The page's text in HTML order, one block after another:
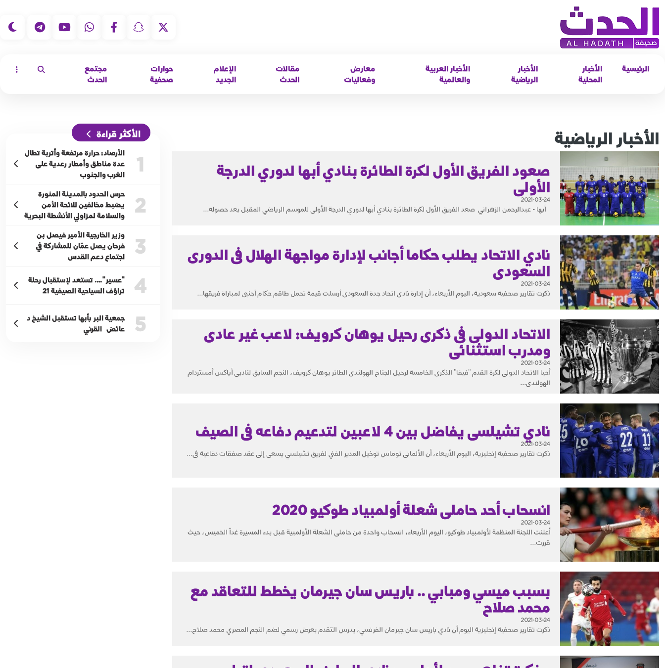
الرئيسية
الأخبار
المحلية
الأخبار
الرياضية
الأخبار العربية
والعالمية
معارض
وفعاليات
مقالات
الحدث
الإعلام
الجديد
حوارات
صحفية
مجتمع
الحدث
الأخبار الرياضية
صعود الفريق الأول لكرة الطائرة بنادي أبها لدوري الدرجة
الأولى
2021-03-24
أبها - عبدالرحمن الزهراني صعد الفريق الأول لكرة الطائرة بنادي أبها لدوري الدرجة الأولى للموسم الرياضي المقبل بعد حصوله...
نادي الاتحاد يطلب حكاما أجانب لإدارة مواجهة الهلال فى الدورى
السعودى
2021-03-24
ذكرت تقارير صحفية سعودية، اليوم الأربعاء، أن إدارة نادى اتحاد جدة السعودى أرسلت قيمة تحمل طاقم حكام أجنبى لمباراة فريقها...
الاتحاد الدولى فى ذكرى رحيل يوهان كرويف: لاعب غير عادى
ومدرب استثنائى
2021-03-24
أحيا الاتحاد الدولى لكرة القدم "فيفا" الذكرى الخامسة لرحيل الجناح الهولندى الطائر يوهان كرويف، النجم السابق لناديى أياكس أمستردام
الهولندى...
نادي تشيلسى يفاضل بين 4 لاعبين لتدعيم دفاعه فى الصيف
2021-03-24
ذكرت تقارير صحفية إنجليزية، اليوم الأربعاء، أن الألمانى توماس توخيل المدير الفني لفريق تشيلسي يسعى إلى عقد صفقات دفاعية فى...
انسحاب أحد حاملى شعلة أولمبياد طوكيو 2020
2021-03-24
أعلنت اللجنة المنظمة لأولمبياد طوكيو، اليوم الأربعاء، انسحاب واحدة من حاملى الشعلة الأولمبية قبل بدء المسيرة غداً الخميس، حيث
قررت...
بسبب ميسي ومبابي .. باريس سان جيرمان يخطط للتعاقد مع
محمد صلاح
2021-03-24
ذكرت تقارير صحفية إنجليزية اليوم أن نادي باريس سان جيرمان الفرنسي، يدرس التقدم بعرض رسمي لضم النجم المصري محمد صلاح...
الأكثر قراءة
1
الأرصاد: حرارة مرتفعة وأتربة تطال
عدة مناطق وأمطار رعدية على
الغرب والجنوب
2
حرس الحدود بالمدينة المنورة
يضبط مخالفين للائحة الأمن
والسلامة لمزاولي الأنشطة البحرية
3
وزير الخارجية الأمير فيصل بن
فرحان يصل عمّان للمشاركة في
اجتماع دعم القدس
4
"عسير"…. تستعد لإستقبال رحلة
تراؤف السياحية الصيفية 21
5
جمعية البر بأبها تستقبل الشيخ د
عائض القرني